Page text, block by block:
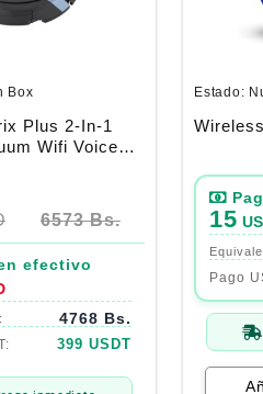
Box
Plus 2-In-1
Wifi Voice
6573 Bs.
4768 Bs.
399 USDT
Estado:
15